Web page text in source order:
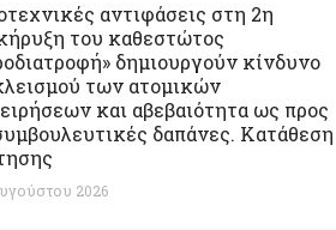
αντιφάσεις στη 2η
του καθεστώτος
δημιουργούν κίνδυνο
των ατομικών
και αβεβαιότητα ως προς
δαπάνες. Κατάθεση
2026